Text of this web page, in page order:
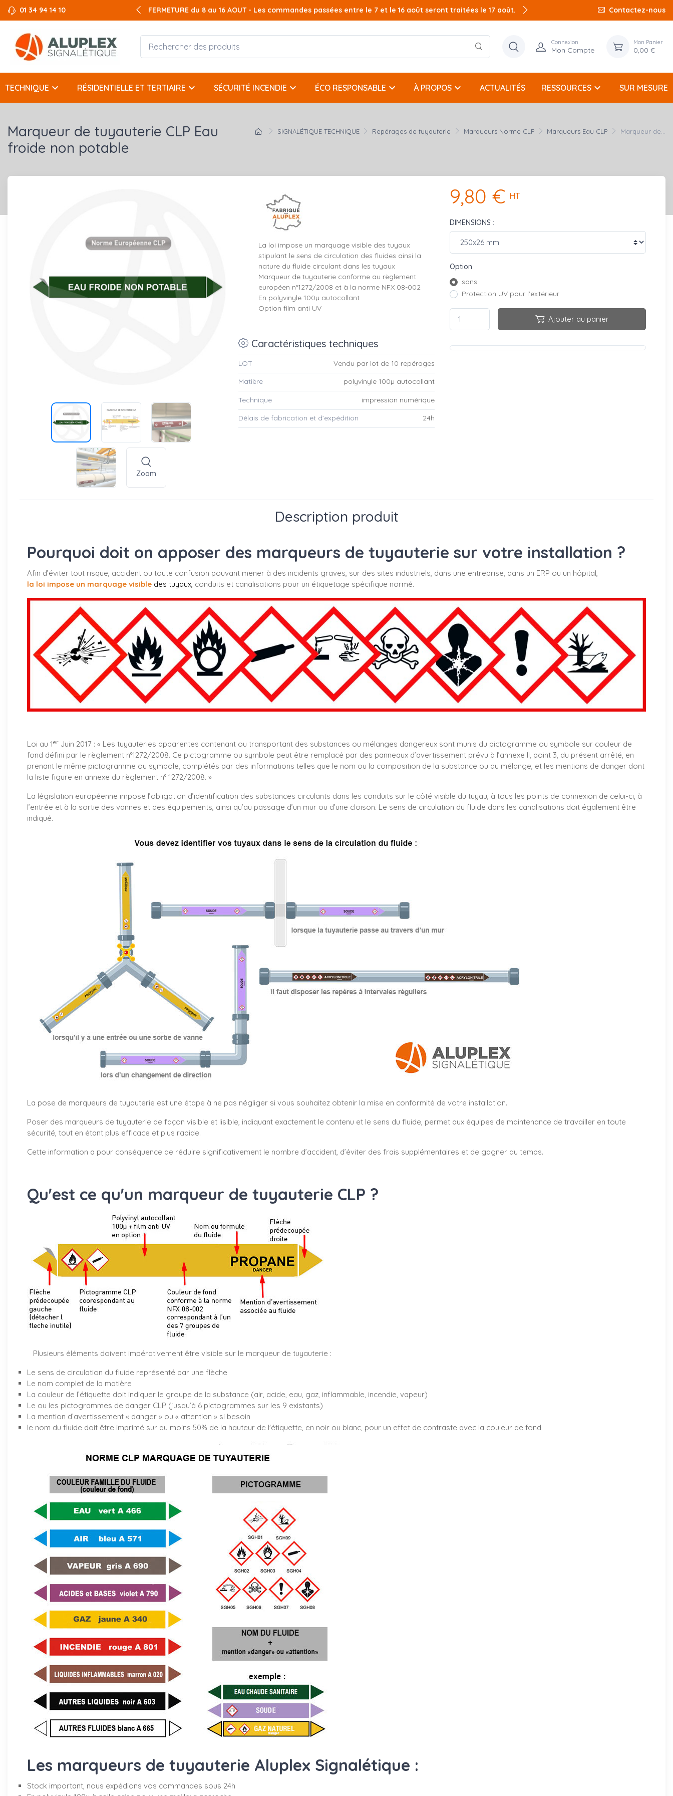
01 34 94 14 10 FERMETURE du 8 au 16 AOUT - Les commandes passées entre le 7 et le 16 août seront traitées le 17 août. Contactez-nous
Connexion
Mon Compte
Mon Panier
0,00 €
TECHNIQUE keyboard_arrow_down RÉSIDENTIELLE ET TERTIAIRE keyboard_arrow_down SÉCURITÉ INCENDIE keyboard_arrow_down ÉCO RESPONSABLE keyboard_arrow_down À PROPOS keyboard_arrow_down ACTUALITÉS RESSOURCES keyboard_arrow_down SUR MESURE
SIGNALÉTIQUE TECHNIQUE Repérages de tuyauterie Marqueurs Norme CLP Marqueurs Eau CLP Marqueur de...
Marqueur de tuyauterie CLP Eau
froide non potable
Zoom
La loi impose un marquage visible des tuyaux
stipulant le sens de circulation des fluides ainsi la
nature du fluide circulant dans les tuyaux
Marqueur de tuyauterie conforme au règlement
européen n°1272/2008 et à la norme NFX 08-002
En polyvinyle 100µ autocollant
Option film anti UV
Caractéristiques techniques
LOT Vendu par lot de 10 repérages
Matière polyvinyle 100µ autocollant
Technique impression numérique
Délais de fabrication et d’expédition 24h
9,80 € HT
DIMENSIONS :
Option
sans
Protection UV pour l'extérieur
Ajouter au panier
Description produit
Pourquoi doit on apposer des marqueurs de tuyauterie sur votre installation ?
Afin d’éviter tout risque, accident ou toute confusion pouvant mener à des incidents graves, sur des sites industriels, dans une entreprise, dans un ERP ou un hôpital,
la loi impose un marquage visible des tuyaux, conduits et canalisations pour un étiquetage spécifique normé.
Loi au 1er Juin 2017 : « Les tuyauteries apparentes contenant ou transportant des substances ou mélanges dangereux sont munis du pictogramme ou symbole sur couleur de
fond défini par le règlement n°1272/2008. Ce pictogramme ou symbole peut être remplacé par des panneaux d’avertissement prévu à l’annexe II, point 3, du présent arrêté, en
prenant le même pictogramme ou symbole, complétés par des informations telles que le nom ou la composition de la substance ou du mélange, et les mentions de danger dont
la liste figure en annexe du règlement n° 1272/2008. »
La législation européenne impose l’obligation d’identification des substances circulants dans les conduits sur le côté visible du tuyau, à tous les points de connexion de celui-ci, à
l’entrée et à la sortie des vannes et des équipements, ainsi qu’au passage d’un mur ou d’une cloison. Le sens de circulation du fluide dans les canalisations doit également être
indiqué.
La pose de marqueurs de tuyauterie est une étape à ne pas négliger si vous souhaitez obtenir la mise en conformité de votre installation.
Poser des marqueurs de tuyauterie de façon visible et lisible, indiquant exactement le contenu et le sens du fluide, permet aux équipes de maintenance de travailler en toute
sécurité, tout en étant plus efficace et plus rapide.
Cette information a pour conséquence de réduire significativement le nombre d’accident, d’éviter des frais supplémentaires et de gagner du temps.
Qu'est ce qu'un marqueur de tuyauterie CLP ?
Plusieurs éléments doivent impérativement être visible sur le marqueur de tuyauterie :
Le sens de circulation du fluide représenté par une flèche
Le nom complet de la matière
La couleur de l’étiquette doit indiquer le groupe de la substance (air, acide, eau, gaz, inflammable, incendie, vapeur)
Le ou les pictogrammes de danger CLP (jusqu’à 6 pictogrammes sur les 9 existants)
La mention d’avertissement « danger » ou « attention » si besoin
le nom du fluide doit être imprimé sur au moins 50% de la hauteur de l'étiquette, en noir ou blanc, pour un effet de contraste avec la couleur de fond
Les marqueurs de tuyauterie Aluplex Signalétique :
Stock important, nous expédions vos commandes sous 24h